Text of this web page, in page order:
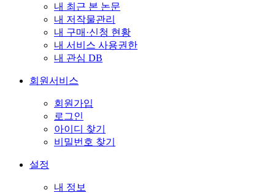
내 최근 본 논문
내 저작물관리
내 구매·신청 현황
내 서비스 사용권한
내 관심 DB
회원서비스
회원가입
로그인
아이디 찾기
비밀번호 찾기
설정
내 정보